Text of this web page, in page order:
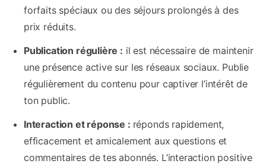
forfaits spéciaux ou des séjours prolongés à des
prix réduits.
Publication régulière : il est nécessaire de maintenir
une présence active sur les réseaux sociaux. Publie
régulièrement du contenu pour captiver l’intérêt de
ton public.
Interaction et réponse : réponds rapidement,
efficacement et amicalement aux questions et
commentaires de tes abonnés. L’interaction positive